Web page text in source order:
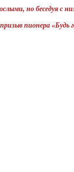
но беседуя с
пионера «Будь